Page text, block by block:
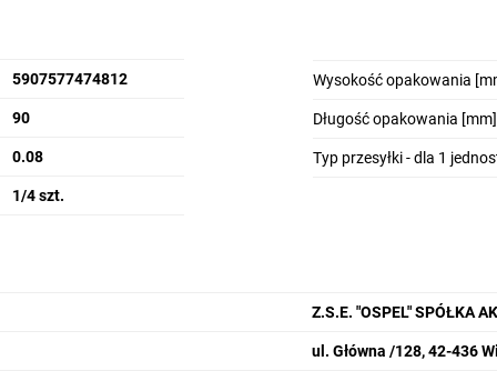
5907577474812
90
0.08
1/4 szt.
Wysokość opakowania
Długość opakowania [mm]
Typ przesyłki - dla 1
Z.S.E. "OSPEL" SPÓŁKA
ul. Główna /128, 42-436